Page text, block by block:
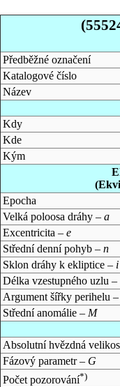
Předběžné označení
Katalogové číslo
Název
Kdy
Kde
Kým
Epocha
Velká poloosa dráhy – a
Excentricita – e
Střední denní pohyb – n
Sklon dráhy k ekliptice – i
Délka vzestupného uzlu –
Argument šířky perihelu
Střední anomálie – M
Absolutní hvězdná
Fázový parametr – G
Počet pozorování*)